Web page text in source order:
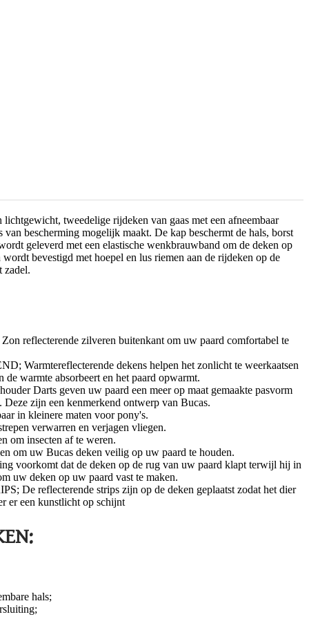
tweedelige rijdeken van gaas met een afneembaar
van bescherming mogelijk maakt. De kap beschermt de hals, borst
geleverd met een elastische wenkbrauwband om de deken op
bevestigd met hoepel en lus riemen aan de rijdeken op de
zadel.
reflecterende zilveren buitenkant om uw paard comfortabel te
Warmtereflecterende dekens helpen het zonlicht te weerkaatsen
de warmte absorbeert en het paard opwarmt.
Darts geven uw paard een meer op maat gemaakte pasvorm
Deze zijn een kenmerkend ontwerp van Bucas.
in kleinere maten voor pony's.
verwarren en verjagen vliegen.
om insecten af te weren.
om uw Bucas deken veilig op uw paard te houden.
voorkomt dat de deken op de rug van uw paard klapt terwijl hij in
uw deken op uw paard vast te maken.
De reflecterende strips zijn op de deken geplaatst zodat het dier
er een kunstlicht op schijnt
hals;